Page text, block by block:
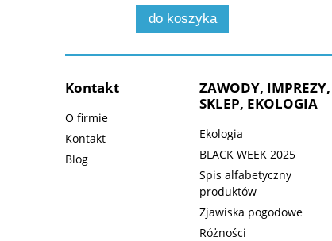
do koszyka
Kontakt
O firmie
Kontakt
Blog
ZAWODY, IMPREZY,
SKLEP, EKOLOGIA
Ekologia
BLACK WEEK 2025
Spis alfabetyczny
produktów
Zjawiska pogodowe
Różności